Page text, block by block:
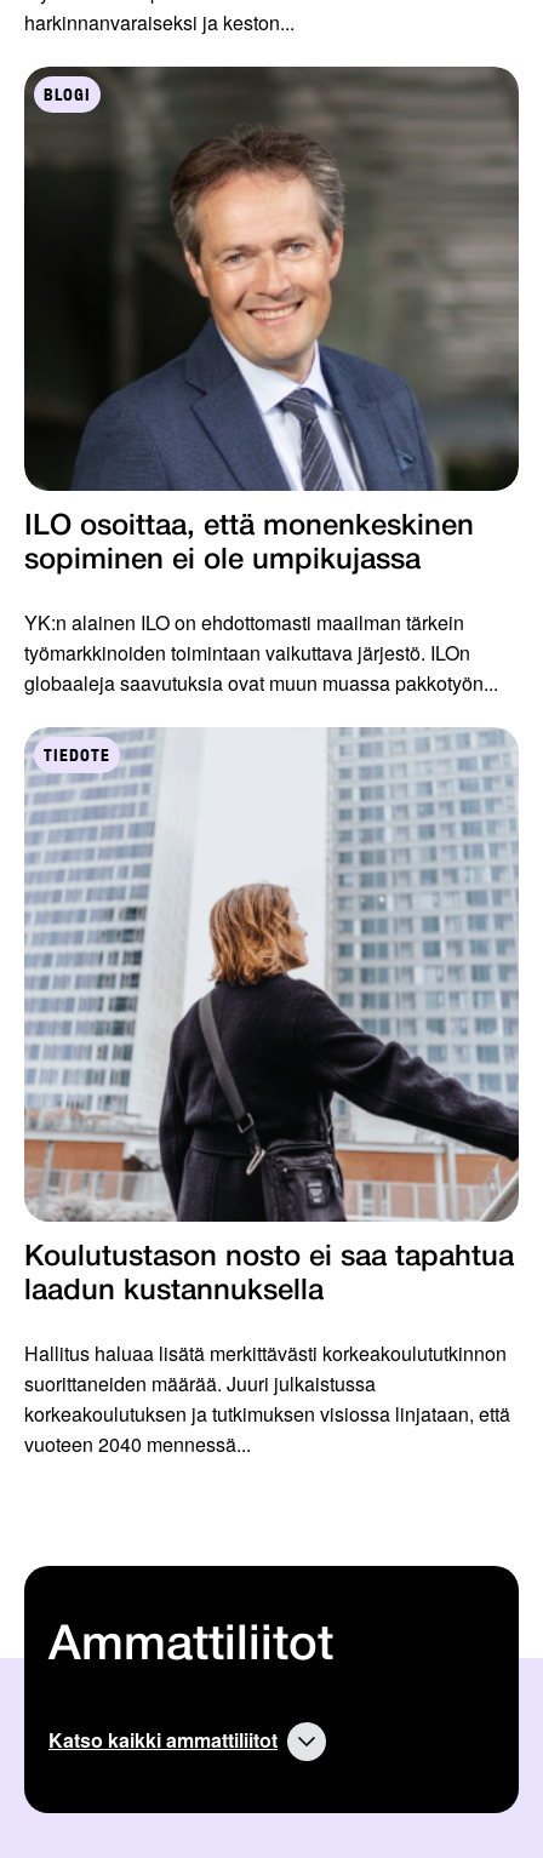
harkinnanvaraiseksi ja keston...
BLOGI
ILO osoittaa, että monenkeskinen
sopiminen ei ole umpikujassa
YK:n alainen ILO on ehdottomasti maailman tärkein
työmarkkinoiden toimintaan vaikuttava järjestö. ILOn
globaaleja saavutuksia ovat muun muassa pakkotyön...
TIEDOTE
Koulutustason nosto ei saa tapahtua
laadun kustannuksella
Hallitus haluaa lisätä merkittävästi korkeakoulututkinnon
suorittaneiden määrää. Juuri julkaistussa
korkeakoulutuksen ja tutkimuksen visiossa linjataan, että
vuoteen 2040 mennessä...
Ammattiliitot
Katso kaikki ammattiliitot